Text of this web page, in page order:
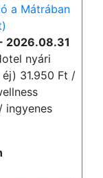
a Mátrában
2026.08.31
nyári
31.950 Ft /
ingyenes